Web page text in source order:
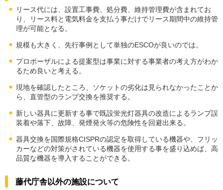
リース代には、設置工事費、処分費、維持管理費が含まれてお
り、リース料と電気料金を支払う事だけでリース期間中の維持管
理が可能となる。
規模も大きく、先行事例として単独のESCOが良いのでは。
プロポーザルによる提案型は事業に対する事業者の考え方がわか
るため良いと考える。
現地を確認したところ、ソケットの劣化は見られなかったことか
ら、直管型のランプ交換を推奨する。
新しい器具に更新する事で既設蛍光灯器具の改造によるランプ誤
装着や落下、故障、発煙発火等の危険性を回避出来る。
器具交換を国際規格CISPRの認定を取得している機器や、フリッ
カーなどの対策がされている機器を使用する事を盛り込めば、高
品質な機器を導入することができる。
藤代庁舎以外の施設について